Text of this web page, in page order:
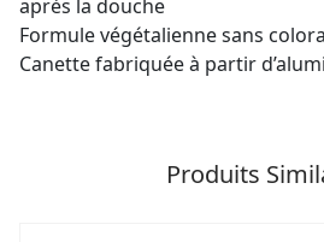
après la douche
Formule végétalienne sans
Canette fabriquée à partir
Produits